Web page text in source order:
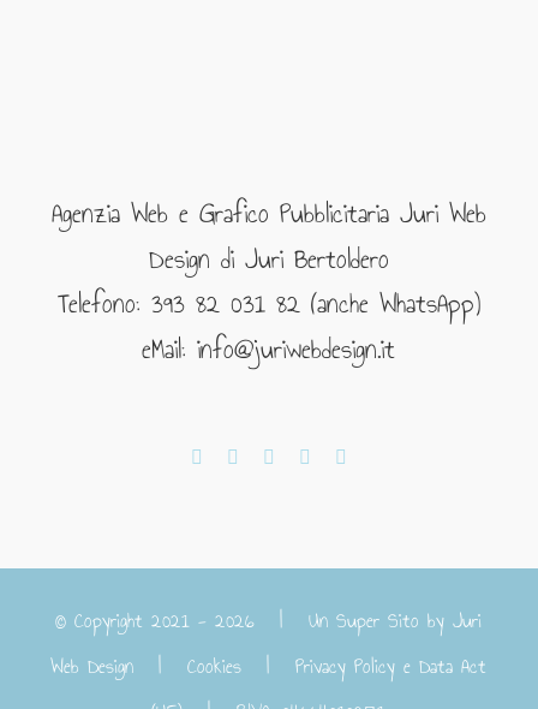
Agenzia Web e Grafico Pubblicitaria Juri Web
Design di Juri Bertoldero
Telefono: 393 82 031 82 (anche WhatsApp)
eMail: info@juriwebdesign.it
© Copyright 2021 -2026 | Un Super Sito byJuri
Web Design |Cookies |Privacy Policy e Data Act